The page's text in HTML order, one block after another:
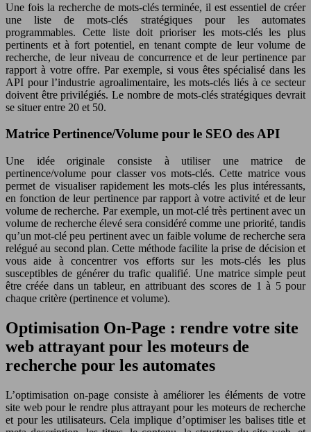
Une fois la recherche de mots-clés terminée, il est essentiel de créer
une liste de mots-clés stratégiques pour les automates
programmables. Cette liste doit prioriser les mots-clés les plus
pertinents et à fort potentiel, en tenant compte de leur volume de
recherche, de leur niveau de concurrence et de leur pertinence par
rapport à votre offre. Par exemple, si vous êtes spécialisé dans les
API pour l’industrie agroalimentaire, les mots-clés liés à ce secteur
doivent être privilégiés. Le nombre de mots-clés stratégiques devrait
se situer entre 20 et 50.
Matrice Pertinence/Volume pour le SEO des API
Une idée originale consiste à utiliser une matrice de
pertinence/volume pour classer vos mots-clés. Cette matrice vous
permet de visualiser rapidement les mots-clés les plus intéressants,
en fonction de leur pertinence par rapport à votre activité et de leur
volume de recherche. Par exemple, un mot-clé très pertinent avec un
volume de recherche élevé sera considéré comme une priorité, tandis
qu’un mot-clé peu pertinent avec un faible volume de recherche sera
relégué au second plan. Cette méthode facilite la prise de décision et
vous aide à concentrer vos efforts sur les mots-clés les plus
susceptibles de générer du trafic qualifié. Une matrice simple peut
être créée dans un tableur, en attribuant des scores de 1 à 5 pour
chaque critère (pertinence et volume).
Optimisation On-Page : rendre votre site
web attrayant pour les moteurs de
recherche pour les automates
L’optimisation on-page consiste à améliorer les éléments de votre
site web pour le rendre plus attrayant pour les moteurs de recherche
et pour les utilisateurs. Cela implique d’optimiser les balises title et